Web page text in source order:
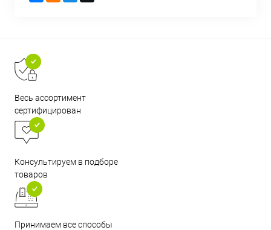
Весь ассортимент
сертифицирован
Консультируем в подборе
товаров
Принимаем все способы